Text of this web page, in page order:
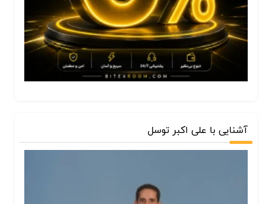
آشنایی با علی اکبر توسل